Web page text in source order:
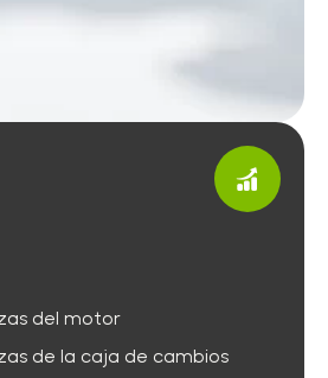
del motor
de la caja de cambios